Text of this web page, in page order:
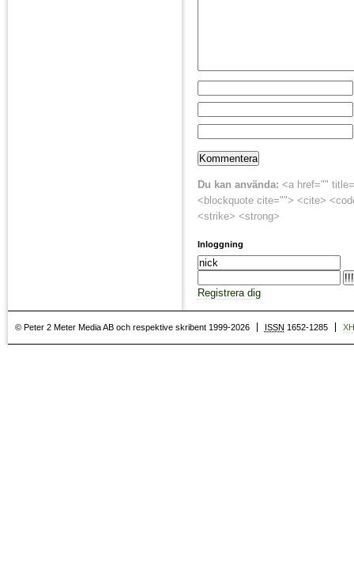
Du kan använda: <a href=""
<blockquote cite=""> <cite>
<strike> <strong>
Inloggning
Registrera dig
© Peter 2 Meter Media AB och respektive skribent 1999-2026 ISSN 1652-1285